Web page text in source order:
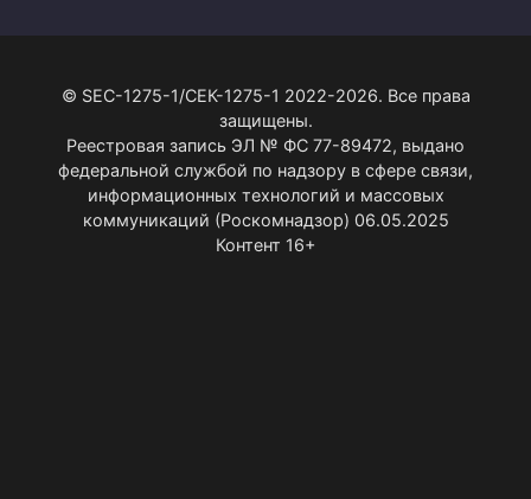
© SEC-1275-1/СЕК-1275-1 2022-2026. Все права
защищены.
Реестровая запись ЭЛ № ФС 77-89472, выдано
федеральной службой по надзору в сфере связи,
информационных технологий и массовых
коммуникаций (Роскомнадзор) 06.05.2025
Контент 16+